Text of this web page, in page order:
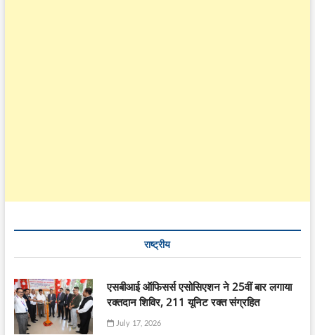
राष्ट्रीय
एसबीआई ऑफिसर्स एसोसिएशन ने 25वीं बार लगाया
रक्तदान शिविर, 211 यूनिट रक्त संग्रहित
July 17, 2026